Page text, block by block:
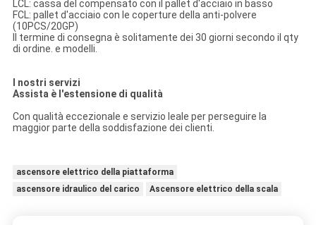
LCL: cassa del compensato con il pallet d'acciaio in basso
FCL: pallet d'acciaio con le coperture della anti-polvere
(10PCS/20GP)
Il termine di consegna è solitamente dei 30 giorni secondo il qty
di ordine. e modelli.
I nostri servizi
Assista è l'estensione di qualità
Con qualità eccezionale e servizio leale per perseguire la
maggior parte della soddisfazione dei clienti.
ascensore elettrico della piattaforma
ascensore idraulico del carico
Ascensore elettrico della scala